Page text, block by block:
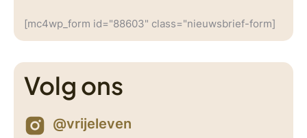
[mc4wp_form id="88603" class="nieuwsbrief-form]
Volg ons
@vrijeleven